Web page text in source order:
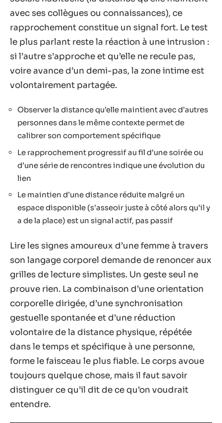
avec ses collègues ou connaissances), ce
rapprochement constitue un signal fort. Le test
le plus parlant reste la réaction à une intrusion :
si l’autre s’approche et qu’elle ne recule pas,
voire avance d’un demi-pas, la zone intime est
volontairement partagée.
Observer la distance qu’elle maintient avec d’autres
personnes dans le même contexte permet de
calibrer son comportement spécifique
Le rapprochement progressif au fil d’une soirée ou
d’une série de rencontres indique une évolution du
lien
Le maintien d’une distance réduite malgré un
espace disponible (s’asseoir juste à côté alors qu’il y
a de la place) est un signal actif, pas passif
Lire les signes amoureux d’une femme à travers
son langage corporel demande de renoncer aux
grilles de lecture simplistes. Un geste seul ne
prouve rien. La combinaison d’une orientation
corporelle dirigée, d’une synchronisation
gestuelle spontanée et d’une réduction
volontaire de la distance physique, répétée
dans le temps et spécifique à une personne,
forme le faisceau le plus fiable. Le corps avoue
toujours quelque chose, mais il faut savoir
distinguer ce qu’il dit de ce qu’on voudrait
entendre.